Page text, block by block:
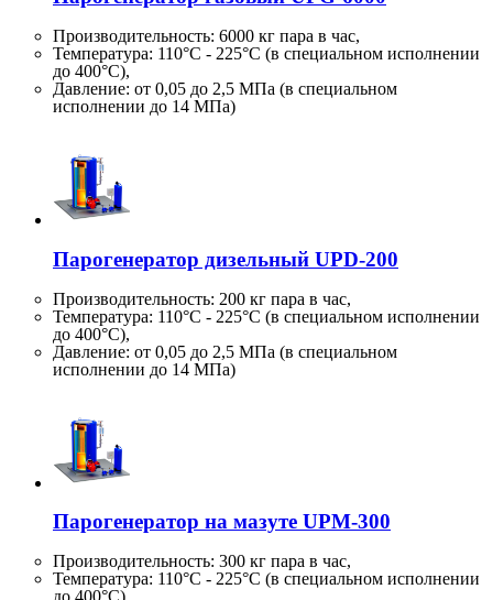
Производительность: 6000 кг пара в час,
Температура: 110°C - 225°C (в специальном исполнении
до 400°C),
Давление: от 0,05 до 2,5 МПа (в специальном
исполнении до 14 МПа)
Парогенератор дизельный UPD-200
Производительность: 200 кг пара в час,
Температура: 110°C - 225°C (в специальном исполнении
до 400°C),
Давление: от 0,05 до 2,5 МПа (в специальном
исполнении до 14 МПа)
Парогенератор на мазуте UPM-300
Производительность: 300 кг пара в час,
Температура: 110°C - 225°C (в специальном исполнении
до 400°C),